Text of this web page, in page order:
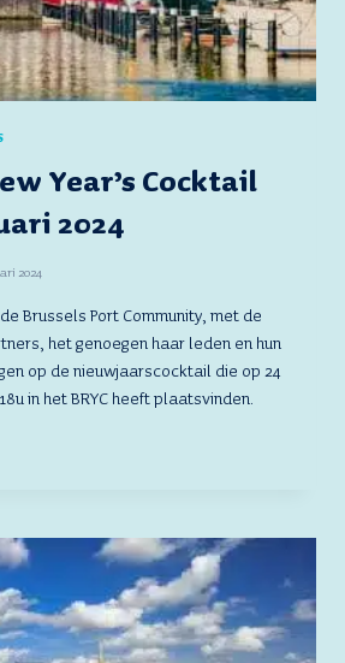
Year’s Cocktail
2024
2024
Brussels Port Community, met de
het genoegen haar leden en hun
op de nieuwjaarscocktail die op 24
in het BRYC heeft plaatsvinden.